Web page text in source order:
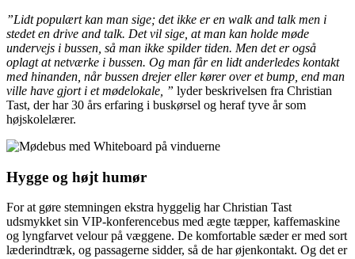
”Lidt populært kan man sige; det ikke er en walk and talk men i
stedet en drive and talk. Det vil sige, at man kan holde møde
undervejs i bussen, så man ikke spilder tiden. Men det er også
oplagt at netværke i bussen. Og man får en lidt anderledes kontakt
med hinanden, når bussen drejer eller kører over et bump, end man
ville have gjort i et mødelokale, ” lyder beskrivelsen fra Christian
Tast, der har 30 års erfaring i buskørsel og heraf tyve år som
højskolelærer.
Hygge og højt humør
For at gøre stemningen ekstra hyggelig har Christian Tast
udsmykket sin VIP-konferencebus med ægte tæpper, kaffemaskine
og lyngfarvet velour på væggene. De komfortable sæder er med sort
læderindtræk, og passagerne sidder, så de har øjenkontakt. Og det er